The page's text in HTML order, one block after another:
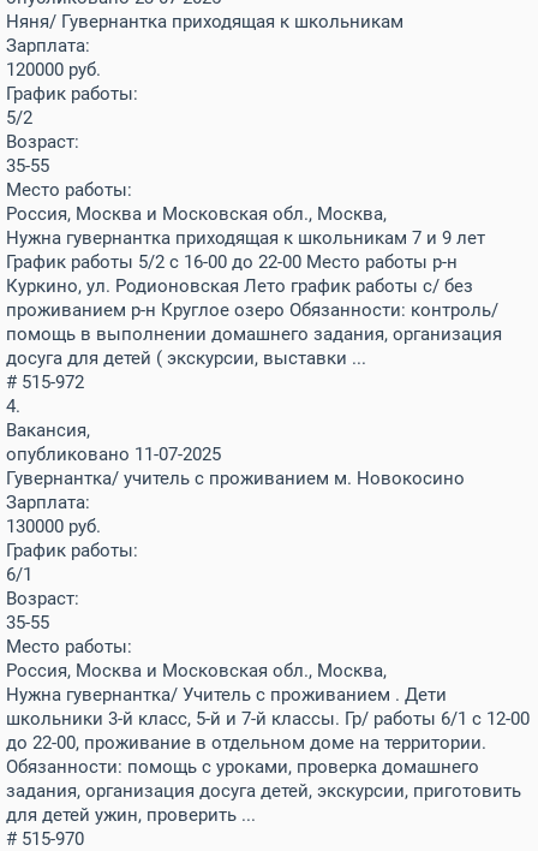
Няня/ Гувернантка приходящая к школьникам
Зарплата:
120000 руб.
График работы:
5/2
Возраст:
35-55
Место работы:
Россия, Москва и Московская обл., Москва,
Нужна гувернантка приходящая к школьникам 7 и 9 лет
График работы 5/2 с 16-00 до 22-00 Место работы р-н
Куркино, ул. Родионовская Лето график работы с/ без
проживанием р-н Круглое озеро Обязанности: контроль/
помощь в выполнении домашнего задания, организация
досуга для детей ( экскурсии, выставки ...
# 515-972
4.
Вакансия,
опубликовано 11-07-2025
Гувернантка/ учитель с проживанием м. Новокосино
Зарплата:
130000 руб.
График работы:
6/1
Возраст:
35-55
Место работы:
Россия, Москва и Московская обл., Москва,
Нужна гувернантка/ Учитель с проживанием . Дети
школьники 3-й класс, 5-й и 7-й классы. Гр/ работы 6/1 с 12-00
до 22-00, проживание в отдельном доме на территории.
Обязанности: помощь с уроками, проверка домашнего
задания, организация досуга детей, экскурсии, приготовить
для детей ужин, проверить ...
# 515-970